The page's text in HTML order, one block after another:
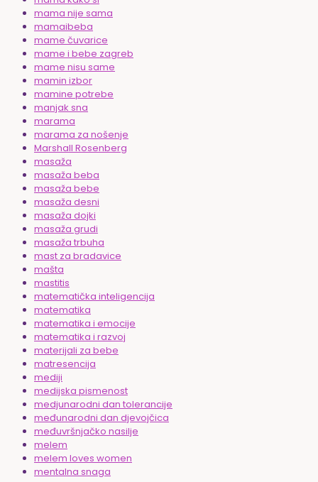
mama nije sama
mamaibeba
mame čuvarice
mame i bebe zagreb
mame nisu same
mamin izbor
mamine potrebe
manjak sna
marama
marama za nošenje
Marshall Rosenberg
masaža
masaža beba
masaža bebe
masaža desni
masaža dojki
masaža grudi
masaža trbuha
mast za bradavice
mašta
mastitis
matematička inteligencija
matematika
matematika i emocije
matematika i razvoj
materijali za bebe
matresencija
mediji
medijska pismenost
medjunarodni dan tolerancije
međunarodni dan djevojčica
međuvršnjačko nasilje
melem
melem loves women
mentalna snaga